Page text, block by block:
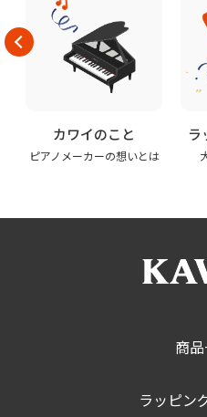
カワイのこと
ピアノメーカーの想いとは
ラ
商
ラッピン